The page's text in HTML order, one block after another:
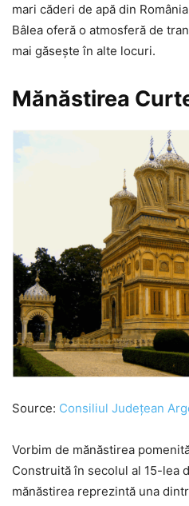
mari căderi de apă din
Bâlea oferă o atmosferă de
mai găsește în alte locuri.
Mănăstirea
Source: Consiliul Județean
Vorbim de mănăstirea
Construită în secolul al 15-lea
mănăstirea reprezintă una